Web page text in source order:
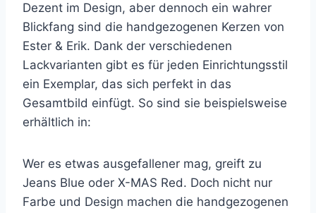
Dezent im Design, aber dennoch ein wahrer
Blickfang sind die handgezogenen Kerzen von
Ester & Erik. Dank der verschiedenen
Lackvarianten gibt es für jeden Einrichtungsstil
ein Exemplar, das sich perfekt in das
Gesamtbild einfügt. So sind sie beispielsweise
erhältlich in:
Wer es etwas ausgefallener mag, greift zu
Jeans Blue oder X-MAS Red. Doch nicht nur
Farbe und Design machen die handgezogenen